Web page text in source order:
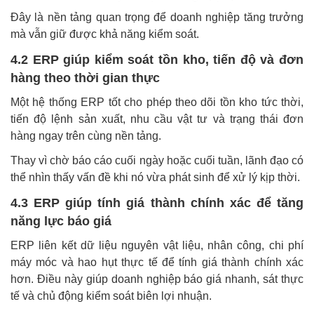
Đây là nền tảng quan trọng để doanh nghiệp tăng trưởng
mà vẫn giữ được khả năng kiểm soát.
4.2 ERP giúp kiểm soát tồn kho, tiến độ và đơn
hàng theo thời gian thực
Một hệ thống ERP tốt cho phép theo dõi tồn kho tức thời,
tiến độ lệnh sản xuất, nhu cầu vật tư và trạng thái đơn
hàng ngay trên cùng nền tảng.
Thay vì chờ báo cáo cuối ngày hoặc cuối tuần, lãnh đạo có
thể nhìn thấy vấn đề khi nó vừa phát sinh để xử lý kịp thời.
4.3 ERP giúp tính giá thành chính xác để tăng
năng lực báo giá
ERP liên kết dữ liệu nguyên vật liệu, nhân công, chi phí
máy móc và hao hụt thực tế để tính giá thành chính xác
hơn. Điều này giúp doanh nghiệp báo giá nhanh, sát thực
tế và chủ động kiểm soát biên lợi nhuận.